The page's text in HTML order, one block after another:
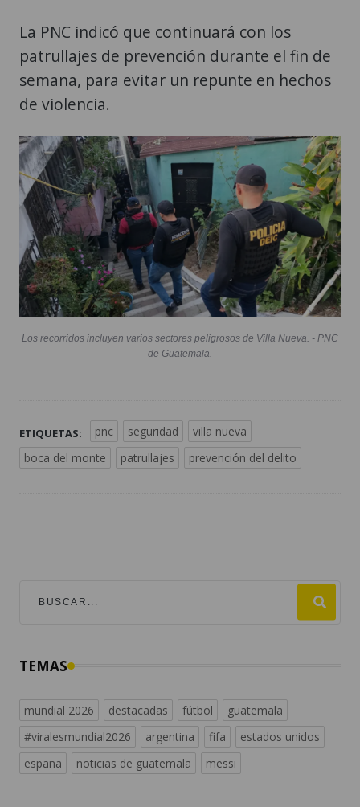
La PNC indicó que continuará con los
patrullajes de prevención durante el fin de
semana, para evitar un repunte en hechos
de violencia.
Los recorridos incluyen varios sectores peligrosos de Villa Nueva. - PNC
de Guatemala.
ETIQUETAS: pnc seguridad
villa nueva
boca del monte
patrullajes prevención del delito
TEMAS
mundial 2026 destacadas fútbol
guatemala
#viralesmundial2026
argentina fifa
estados unidos
españa
noticias de guatemala messi